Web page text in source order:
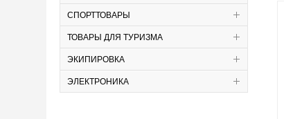
СПОРТТОВАРЫ
ТОВАРЫ ДЛЯ ТУРИЗМА
ЭКИПИРОВКА
ЭЛЕКТРОНИКА